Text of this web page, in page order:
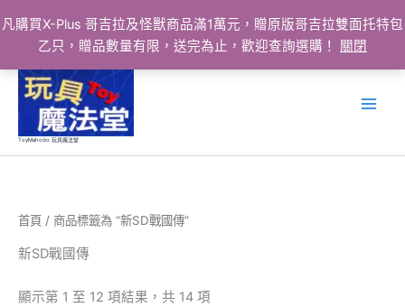
凡購買X-Plus 哥吉拉及怪獸商品滿1萬元，贈原版哥吉拉雙面托特包
乙只，贈品數量有限，送完為止，歡迎查詢選購！
關閉
ToyMahodo 玩具魔法堂
首頁 / 商品標籤為 “新SD戰國傳”
新SD戰國傳
顯示第 1 至 12 項結果，共 14 項